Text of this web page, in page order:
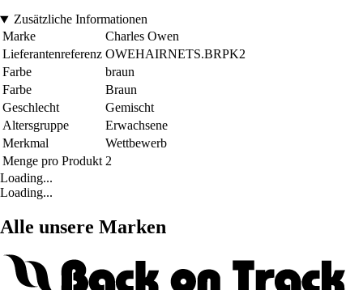
Zusätzliche Informationen
Marke
Charles Owen
Lieferantenreferenz OWEHAIRNETS.BRPK2
Farbe
braun
Farbe
Braun
Geschlecht
Gemischt
Altersgruppe
Erwachsene
Merkmal
Wettbewerb
Menge pro Produkt 2
Loading...
Loading...
Alle unsere Marken